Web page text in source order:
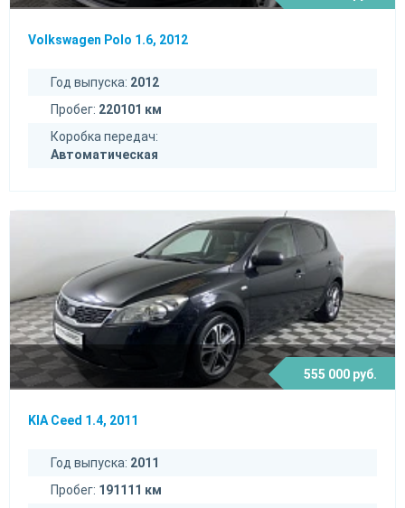
Volkswagen Polo 1.6, 2012
Год выпуска: 2012
Пробег: 220101 км
Коробка передач:
Автоматическая
555 000 руб.
KIA Ceed 1.4, 2011
Год выпуска: 2011
Пробег: 191111 км